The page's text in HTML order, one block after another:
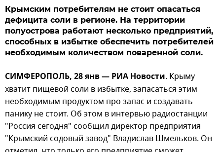
Крымским потребителям не стоит опасаться
дефицита соли в регионе. На территории
полуострова работают несколько предприятий,
способных в избытке обеспечить потребителей
необходимым количеством поваренной соли.
СИМФЕРОПОЛЬ, 28 янв — РИА Новости. Крыму
хватит пищевой соли в избытке, запасаться этим
необходимым продуктом про запас и создавать
панику не стоит. Об этом в интервью радиостанции
"Россия сегодня" сообщил директор предприятия
"Крымский содовый завод" Владислав Шмельков. Он